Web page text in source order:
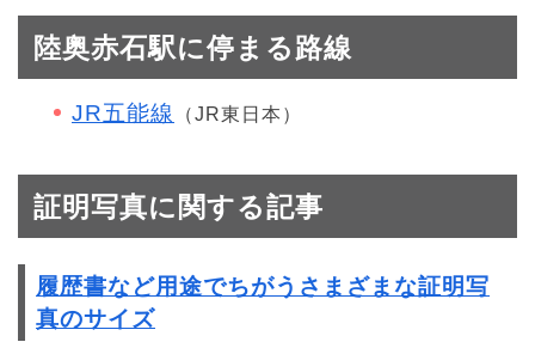
陸奥赤石駅に停まる路線
JR五能線 （JR東日本）
証明写真に関する記事
履歴書など用途でちがうさまざまな証明写
真のサイズ